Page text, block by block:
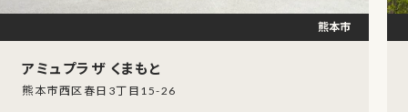
アミュプラザ くまもと
熊本市西区春日3丁目15-26
熊本市